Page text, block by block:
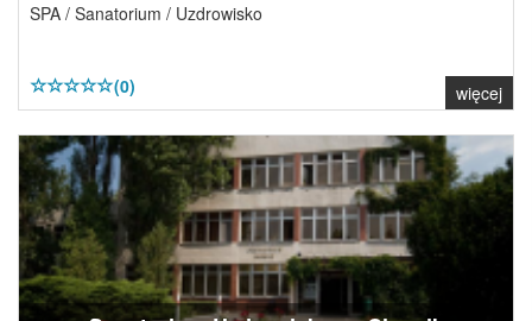
SPA / Sanatorium / Uzdrowisko
(0) więcej